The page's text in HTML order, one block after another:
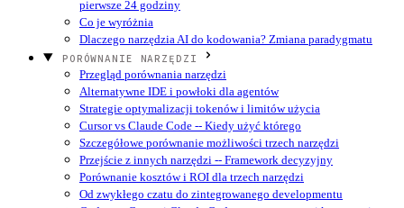
pierwsze 24 godziny
Co je wyróżnia
Dlaczego narzędzia AI do kodowania? Zmiana paradygmatu
PORÓWNANIE NARZĘDZI
Przegląd porównania narzędzi
Alternatywne IDE i powłoki dla agentów
Strategie optymalizacji tokenów i limitów użycia
Cursor vs Claude Code -- Kiedy użyć którego
Szczegółowe porównanie możliwości trzech narzędzi
Przejście z innych narzędzi -- Framework decyzyjny
Porównanie kosztów i ROI dla trzech narzędzi
Od zwykłego czatu do zintegrowanego developmentu